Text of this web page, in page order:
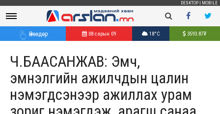
DESKTOP MOBILE
Өнөөдөр 08 сарын 09 18°C 3593.87₮
Ч.БААСАНЖАВ: Эмч,
эмнэлгийн ажилчдын цалин
нэмэгдсэнээр ажиллах урам